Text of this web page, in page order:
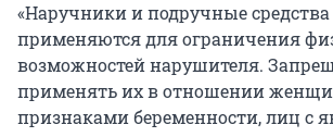
«Наручники и подручные
применяются для ограничения
возможностей нарушителя.
применять их в отношении
признаками беременности, лиц с